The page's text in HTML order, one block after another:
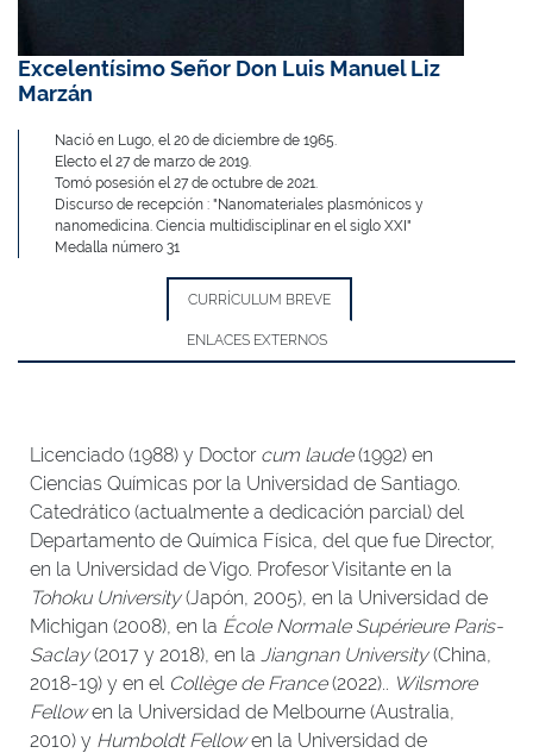
Excelentísimo Señor Don Luis Manuel Liz
Marzán
Nació en Lugo, el 20 de diciembre de 1965.
Electo el 27 de marzo de 2019.
Tomó posesión el 27 de octubre de 2021.
Discurso de recepción : "Nanomateriales plasmónicos y
nanomedicina. Ciencia multidisciplinar en el siglo XXI"
Medalla número 31
CURRÍCULUM BREVE
ENLACES EXTERNOS
Licenciado (1988) y Doctor cum laude(1992) en
Ciencias Químicas por la Universidad de Santiago.
Catedrático (actualmente a dedicación parcial) del
Departamento de Química Física, del que fue Director,
en la Universidad de Vigo. Profesor Visitante en la
Tohoku University(Japón, 2005), en la Universidad de
Michigan (2008), en la École Normale Supérieure Paris-
Saclay(2017 y 2018), en la Jiangnan University(China,
2018-19) y en el Collège de France(2022).. Wilsmore
Fellowen la Universidad de Melbourne (Australia,
2010) y Humboldt Fellowen la Universidad de